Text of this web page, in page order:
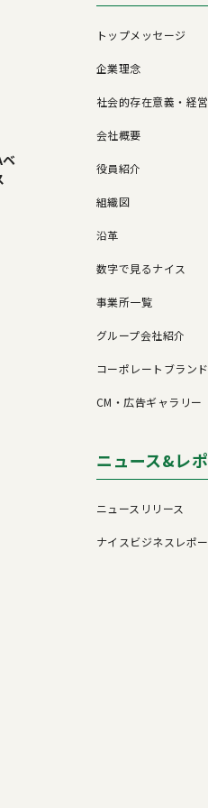
トップメッセージ
企業理念
社会的存在意義・経
会社概要
役員紹介
組織図
沿革
数字で見るナイス
事業所一覧
グループ会社紹介
コーポレートブランド
CM・広告ギャラリー
ニュース&レ
ニュースリリース
ナイスビジネスレポ